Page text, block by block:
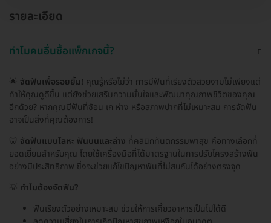
รายละเอียด
ทำไมคนอื่นซื้อแพ็กเกจนี้?
🌟 จัดฟันเพื่อรอยยิ้ม! คุณรู้หรือไม่ว่า การมีฟันที่เรียงตัวสวยงามไม่เพียงแต่
ทำให้คุณดูดีขึ้น แต่ยังช่วยเสริมความมั่นใจและพัฒนาคุณภาพชีวิตของคุณ
อีกด้วย? หากคุณมีฟันที่ซ้อน เก ห่าง หรือสภาพปากที่ไม่เหมาะสม การจัดฟัน
อาจเป็นสิ่งที่คุณต้องการ!
🦷 จัดฟันแบบโลหะ ฟันบนและล่าง ที่คลินิกทันตกรรมพาสุข คือทางเลือกที่
ยอดเยี่ยมสำหรับคุณ โดยใช้เครื่องมือที่ได้มาตรฐานในการปรับโครงสร้างฟัน
อย่างมีประสิทธิภาพ ซึ่งจะช่วยแก้ไขปัญหาฟันที่ไม่สบกันได้อย่างตรงจุด
💡 ทำไมต้องจัดฟัน?
ฟันเรียงตัวอย่างเหมาะสม ช่วยให้การเคี้ยวอาหารเป็นไปได้ดี